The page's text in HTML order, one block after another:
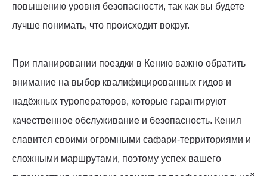
повышению уровня безопасности, так как вы будете
лучше понимать, что происходит вокруг.
При планировании поездки в Кению важно обратить
внимание на выбор квалифицированных гидов и
надёжных туроператоров, которые гарантируют
качественное обслуживание и безопасность. Кения
славится своими огромными сафари-территориями и
сложными маршрутами, поэтому успех вашего